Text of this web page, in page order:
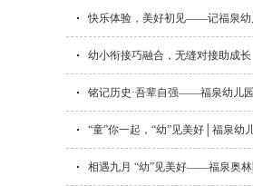
快乐体验，美好初见——记福泉幼
幼小衔接巧融合，无缝对接助成长
铭记历史·吾辈自强——福泉幼儿
“童”你一起，“幼”见美好│福泉幼
相遇九月 “幼”见美好——福泉奥